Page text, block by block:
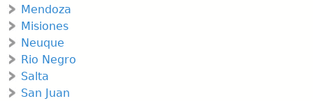
Mendoza
Misiones
Neuque
Rio Negro
Salta
San Juan